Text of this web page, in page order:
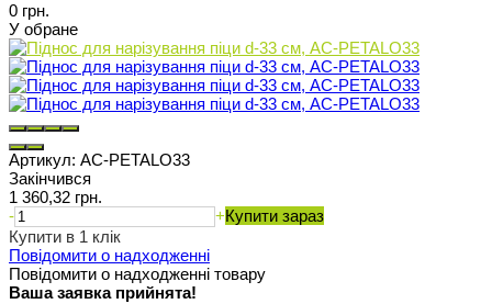
0 грн.
У обране
Артикул: AC-PETALO33
Закінчився
1 360,32 грн.
-
+Купити зараз
Купити в 1 клік
Повідомити о надходженні
Повідомити о надходженні товару
Ваша заявка прийнята!